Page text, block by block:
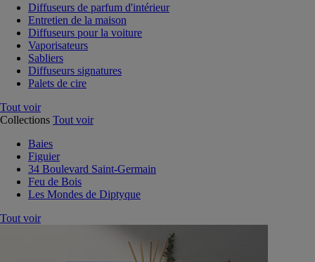
Diffuseurs de parfum d'intérieur
Entretien de la maison
Diffuseurs pour la voiture
Vaporisateurs
Sabliers
Diffuseurs signatures
Palets de cire
Tout voir
Collections Tout voir
Baies
Figuier
34 Boulevard Saint-Germain
Feu de Bois
Les Mondes de Diptyque
Tout voir